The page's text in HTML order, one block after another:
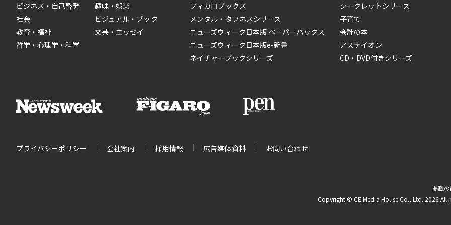
ビジネス・自己啓発
社会
教育・福祉
哲学・心理学・科学
趣味・娯楽
ビジュアル・ブック
文芸・エッセイ
フィガロブックス
メンタル・タフネスシリーズ
ニューズウィーク日本版 ペーパーバックス
ニューズウィーク日本版e-新書
ネイチャーブックシリーズ
シークレットシリーズ
子育て
会計の本
アステイオン
CD・DVD付きシリーズ
プライバシーポリシー 会社案内 採用情報 広告媒体資料 お問い合わせ
掲載
Copyright © CE Media House Co., Ltd. 2026